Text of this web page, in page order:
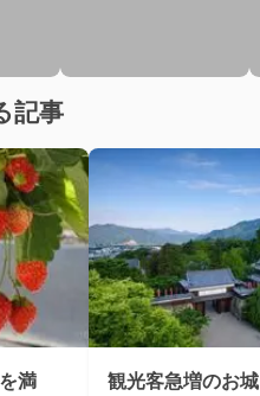
記事
満
観光客急増のお